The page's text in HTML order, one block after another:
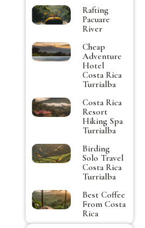
Rafting
Pacuare
River
Cheap
Adventure
Hotel
Costa Rica
Turrialba
Costa Rica
Resort
Hiking Spa
Turrialba
Birding
Solo Travel
Costa Rica
Turrialba
Best Coffee
From Costa
Rica